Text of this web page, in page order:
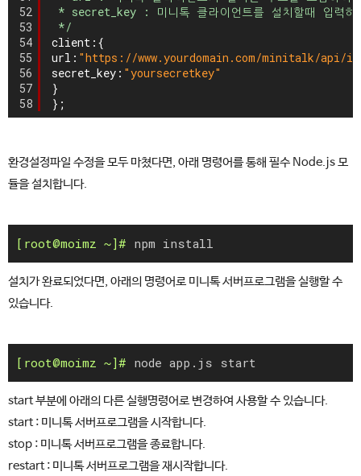
52
53
54
55
56
57
58
* secret_key : 미니톡 클라이언트를 설치할때 입력하
*/
client:{
url: "https://www.yourdomain.com/minitalk/api/
secret_key: "yoursecretkey"
}
};
환경설정파일 수정을 모두 마쳤다면, 아래 명령어를 통해 필수 Node.js 모
듈을 설치합니다.
npm install
설치가 완료되었다면, 아래의 명령어로 미니톡 서버프로그램을 실행할 수
있습니다.
node app.js start
start 부분에 아래의 다른 실행명령어로 변경하여 사용할 수 있습니다.
start : 미니톡 서버프로그램을 시작합니다.
stop : 미니톡 서버프로그램을 종료합니다.
restart : 미니톡 서버프로그램을 재시작합니다.